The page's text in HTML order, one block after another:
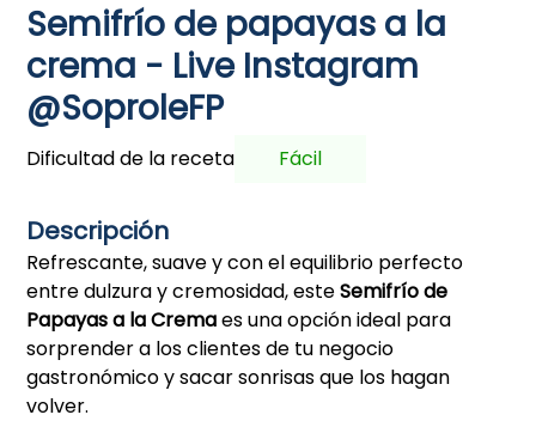
Semifrío de papayas a la
crema - Live Instagram
@SoproleFP
Dificultad de la receta Fácil
Descripción
Refrescante, suave y con el equilibrio perfecto
entre dulzura y cremosidad, esteSemifrío de
Papayas a la Cremaes una opción ideal para
sorprender a los clientes de tu negocio
gastronómico y sacar sonrisas que los hagan
volver.